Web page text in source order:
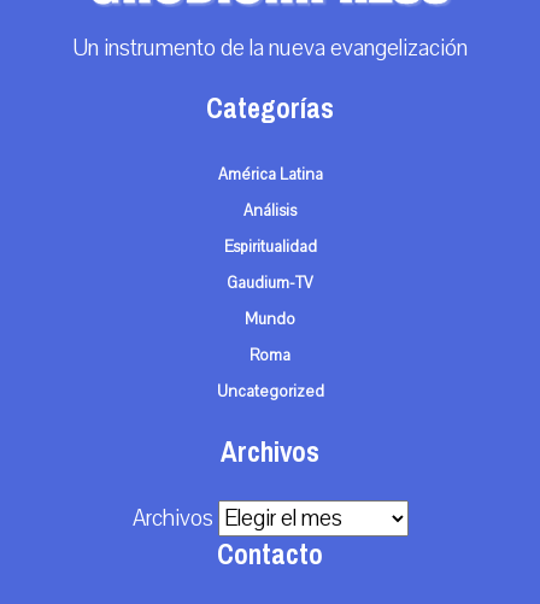
Un instrumento de la nueva evangelización
Categorías
América Latina
Análisis
Espiritualidad
Gaudium-TV
Mundo
Roma
Uncategorized
Archivos
Archivos
Contacto